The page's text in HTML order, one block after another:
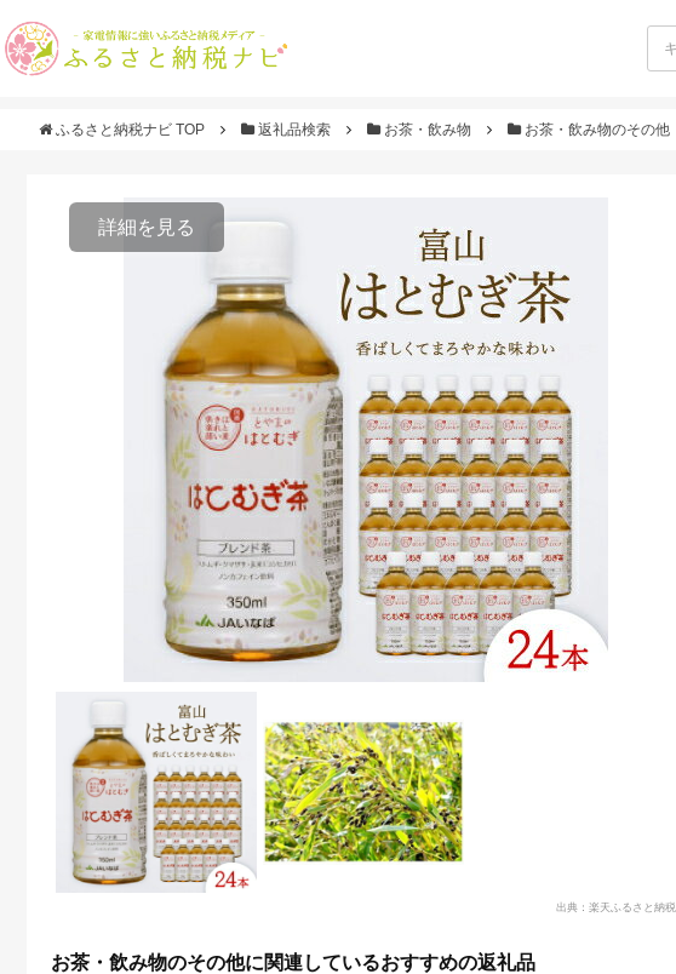
ふるさと納税ナビ TOP 返礼品検索 お茶・飲み物 お茶・飲み物のその他
詳細を見る
出典：楽天ふるさと納税
お茶・飲み物のその他に関連しているおすすめの返礼品